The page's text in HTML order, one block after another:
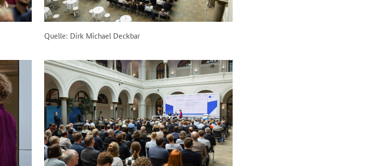
Quelle: Dirk Michael Deckbar